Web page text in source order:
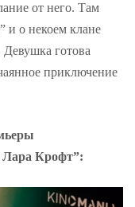
от него. Там
и о некоем клане
готова
приключение
Лара Крофт”: